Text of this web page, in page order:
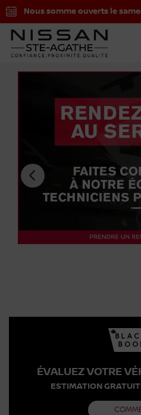
Nous somme ouverts le
ÉVALUEZ VOTRE
ESTIMATION